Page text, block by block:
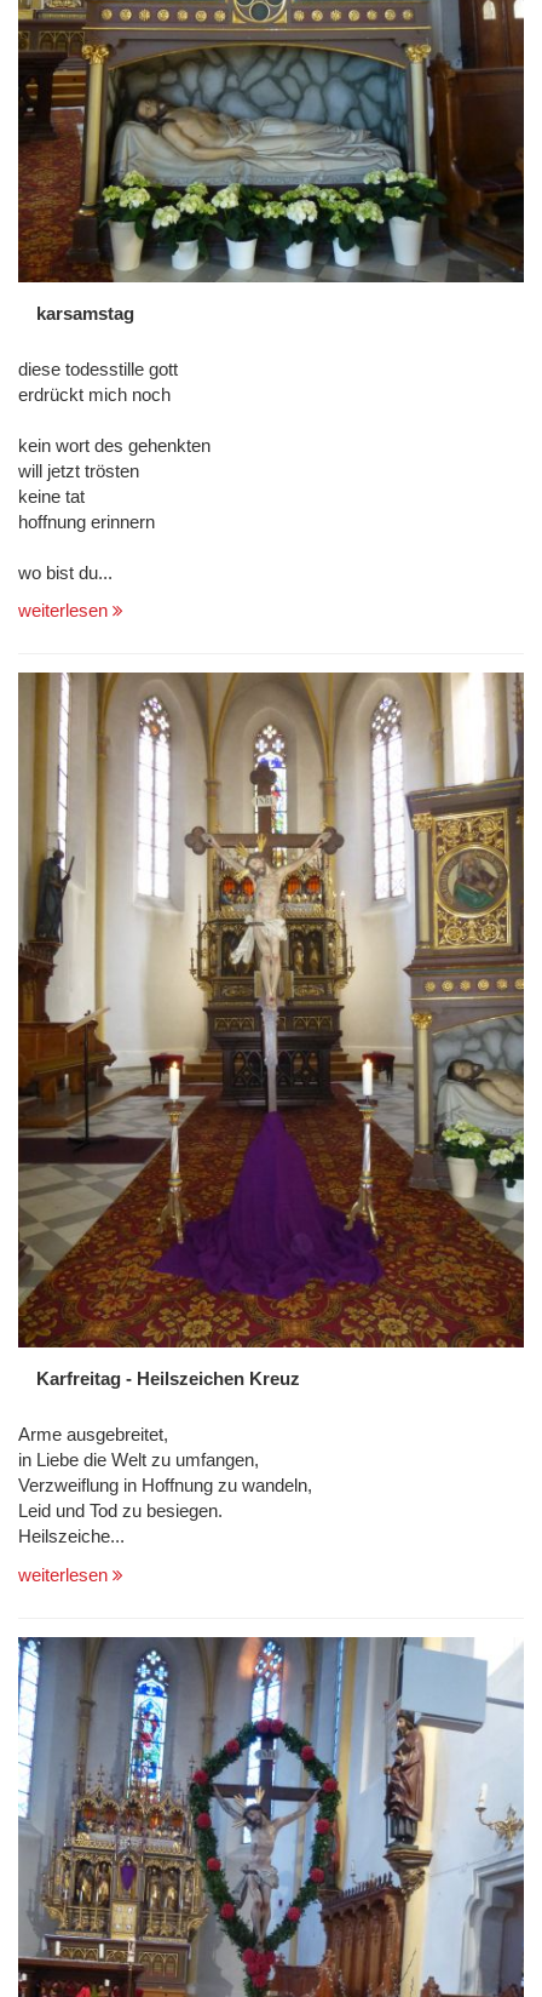
karsamstag
diese todesstille gott
erdrückt mich noch
kein wort des gehenkten
will jetzt trösten
keine tat
hoffnung erinnern
wo bist du...
weiterlesen
Karfreitag - Heilszeichen Kreuz
Arme ausgebreitet,
in Liebe die Welt zu umfangen,
Verzweiflung in Hoffnung zu wandeln,
Leid und Tod zu besiegen.
Heilszeiche...
weiterlesen